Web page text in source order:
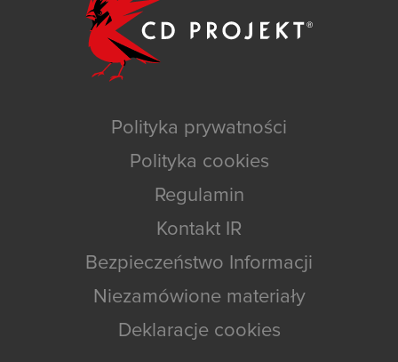
Polityka prywatności
Polityka cookies
Regulamin
Kontakt IR
Bezpieczeństwo Informacji
Niezamówione materiały
Deklaracje cookies